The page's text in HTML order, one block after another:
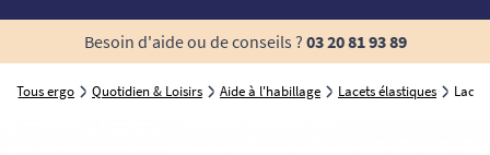
Besoin d'aide ou de conseils ? 03 20 81 93 89
Tous ergo Quotidien & Loisirs Aide à l'habillage Lacets élastiques